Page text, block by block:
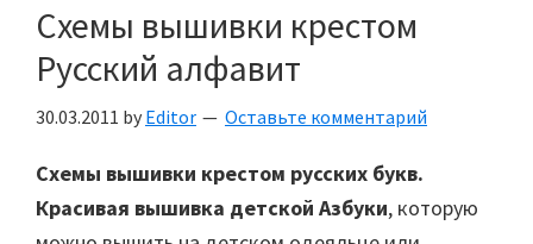
Схемы вышивки крестом
Русский алфавит
30.03.2011 by Editor Оставьте комментарий
Схемы вышивки крестом русских букв.
Красивая вышивка детской Азбуки, которую